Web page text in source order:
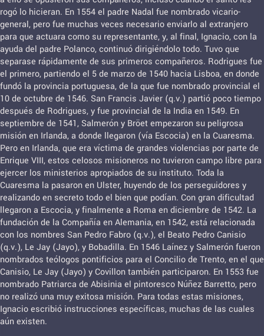
rogó lo hicieran. En 1554 el padre Nadal fue nombrado vicario-
general, pero fue muchas veces necesario enviarlo al extranjero
para que actuara como su representante, y, al final, Ignacio, con la
ayuda del padre Polanco, continuó dirigiéndolo todo. Tuvo que
separase rápidamente de sus primeros compañeros. Rodrigues fue
el primero, partiendo el 5 de marzo de 1540 hacia Lisboa, en donde
fundó la provincia portuguesa, de la que fue nombrado provincial el
10 de octubre de 1546. San Francis Javier (q.v.) partió poco tiempo
después de Rodrigues, y fue provincial de la India en 1549. En
septiembre de 1541, Salmerón y Bröet empezaron su peligrosa
misión en Irlanda, a donde llegaron (vía Escocia) en la Cuaresma.
Pero en Irlanda, que era víctima de grandes violencias por parte de
Enrique VIII, estos celosos misioneros no tuvieron campo libre para
ejercer los ministerios apropiados de su instituto. Toda la
Cuaresma la pasaron en Ulster, huyendo de los perseguidores y
realizando en secreto todo el bien que podían. Con gran dificultad
llegaron a Escocia, y finalmente a Roma en diciembre de 1542. La
fundación de la Compañía en Alemania, en 1542, está relacionada
con los nombres San Pedro Fabro (q.v.), el Beato Pedro Canisio
(q.v.), Le Jay (Jayo), y Bobadilla. En 1546 Laínez y Salmerón fueron
nombrados teólogos pontificios para el Concilio de Trento, en el que
Canisio, Le Jay (Jayo) y Covillon también participaron. En 1553 fue
nombrado Patriarca de Abisinia el pintoresco Núñez Barretto, pero
no realizó una muy exitosa misión. Para todas estas misiones,
Ignacio escribió instrucciones específicas, muchas de las cuales
aún existen.